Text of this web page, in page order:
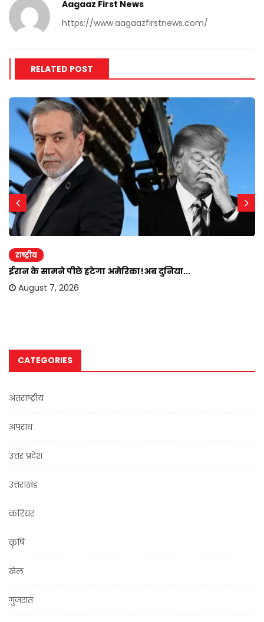
Aagaaz First News
https://www.aagaazfirstnews.com/
RELATED POST
राष्ट्रीय
ईरान के सामने पीछे हटेगा अमेरिका!अब दुनिया...
August 7, 2026
CATEGORIES
अंतराष्ट्रीय
अपराध
उत्तर प्रदेश
उत्तराखंड
करियर
कृषि
खेल
गुजरात